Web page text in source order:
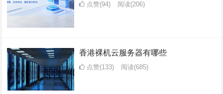
点赞(94) 阅读(206)
香港裸机云服务器有哪些
点赞(133) 阅读(685)